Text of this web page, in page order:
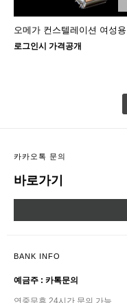
오메가 컨스텔레이션 여성
로그인시 가격공개
카카오톡 문의
바로가기
BANK INFO
예금주 : 카톡문의
연중무휴 24시간 문의 가능